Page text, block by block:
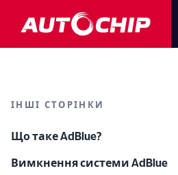
ІНШІ СТОРІНКИ
Що таке AdBlue?
Вимкнення системи AdBlue